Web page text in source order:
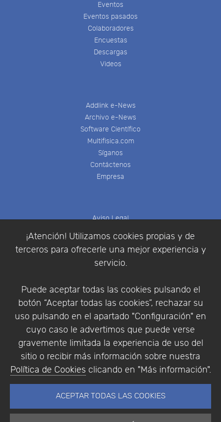
¡Atención! Utilizamos cookies propias y de
terceros para ofrecerle una mejor experiencia y
servicio.
Puede aceptar todas las cookies pulsando el
botón “Aceptar todas las cookies”, rechazar su
uso pulsando en el apartado "Configuración" en
cuyo caso le advertimos que puede verse
gravemente limitada la experiencia de uso del
sitio o recibir más información sobre nuestra
Política de Cookies clicando en "Más información".
ACEPTAR TODAS LAS COOKIES
Eventos
Eventos pasados
Colaboradores
Encuestas
Descargas
Videos
Addlink e-News
Archivo e-News
Software Científico
Multifisica.com
Síganos
Contáctenos
Empresa
Aviso Legal
Política de Privacidad
Condiciones de compra
Identificarse
Empresa|Aviso Legal| Política de Privacidad |
Política de Cookies
© Copyright 1994 - 2026. Addlink Software
Científico, S.L.
Portugal.